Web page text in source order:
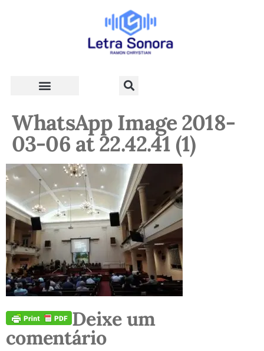
WhatsApp Image 2018-
03-06 at 22.42.41 (1)
Deixe um
comentário